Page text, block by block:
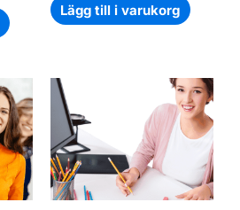
Lägg till i varukorg